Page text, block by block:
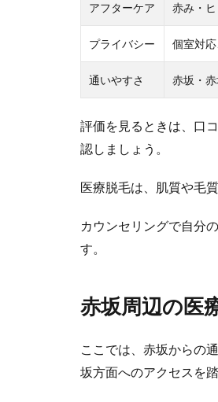
アフターケア 赤み・
プライバシー 個室対
通いやすさ 赤坂・
評価を見るときは、口
認しましょう。
医療脱毛は、肌質や毛
カウンセリングで自分
す。
赤坂周辺の医
ここでは、赤坂からの
坂方面へのアクセスを